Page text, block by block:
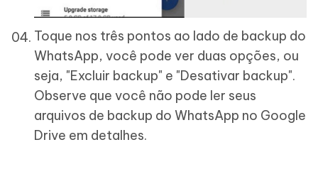
Toque nos três pontos ao lado de backup do
WhatsApp, você pode ver duas opções, ou
seja, "Excluir backup" e "Desativar backup".
Observe que você não pode ler seus
arquivos de backup do WhatsApp no Google
Drive em detalhes.